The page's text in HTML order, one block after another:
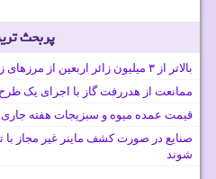
پربحث
بالاتر از ۳ میلیون زائر اربعین از مرزهای زمینی کشور خارج شدند
ممانعت از هدررفت گاز با اجرای یک
قیمت عمده میوه و سبزیجات هفته جاری
صنایع در صورت کشف ماینر غیر مجاز با
شوند